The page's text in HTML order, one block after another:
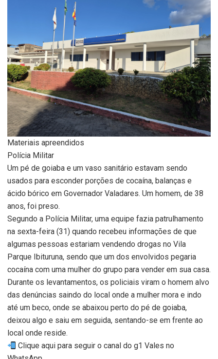
Materiais apreendidos
Polícia Militar
Um pé de goiaba e um vaso sanitário estavam sendo
usados para esconder porções de cocaína, balanças e
ácido bórico em Governador Valadares. Um homem, de 38
anos, foi preso.
Segundo a Polícia Militar, uma equipe fazia patrulhamento
na sexta-feira (31) quando recebeu informações de que
algumas pessoas estariam vendendo drogas no Vila
Parque Ibituruna, sendo que um dos envolvidos pegaria
cocaína com uma mulher do grupo para vender em sua casa.
Durante os levantamentos, os policiais viram o homem alvo
das denúncias saindo do local onde a mulher mora e indo
até um beco, onde se abaixou perto do pé de goiaba,
deixou algo e saiu em seguida, sentando-se em frente ao
local onde reside.
Clique aqui para seguir o canal do g1 Vales no